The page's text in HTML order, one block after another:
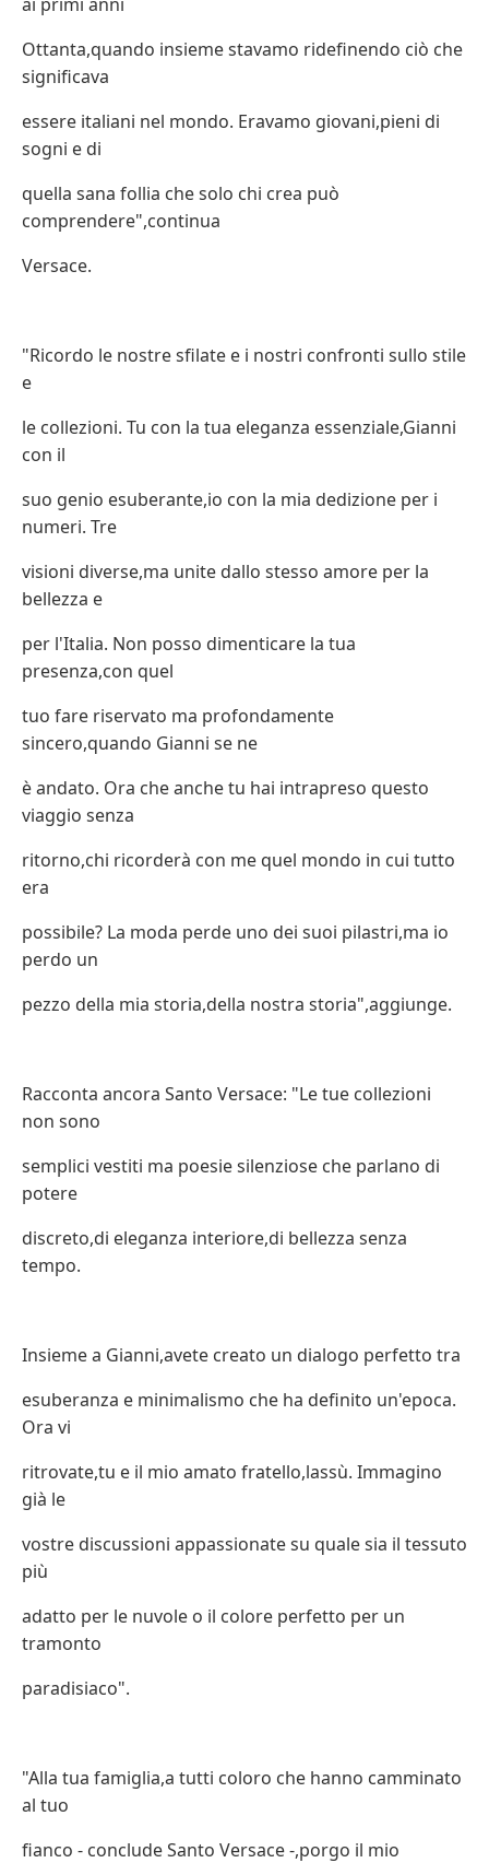
Ottanta,quando insieme stavamo ridefinendo ciò che
significava
essere italiani nel mondo. Eravamo giovani,pieni di
sogni e di
quella sana follia che solo chi crea può
comprendere",continua
Versace.
"Ricordo le nostre sfilate e i nostri confronti sullo stile
e
le collezioni. Tu con la tua eleganza essenziale,Gianni
con il
suo genio esuberante,io con la mia dedizione per i
numeri. Tre
visioni diverse,ma unite dallo stesso amore per la
bellezza e
per l'Italia. Non posso dimenticare la tua
presenza,con quel
tuo fare riservato ma profondamente
sincero,quando Gianni se ne
è andato. Ora che anche tu hai intrapreso questo
viaggio senza
ritorno,chi ricorderà con me quel mondo in cui tutto
era
possibile? La moda perde uno dei suoi pilastri,ma io
perdo un
pezzo della mia storia,della nostra storia",aggiunge.
Racconta ancora Santo Versace: "Le tue collezioni
non sono
semplici vestiti ma poesie silenziose che parlano di
potere
discreto,di eleganza interiore,di bellezza senza
tempo.
Insieme a Gianni,avete creato un dialogo perfetto tra
esuberanza e minimalismo che ha definito un'epoca.
Ora vi
ritrovate,tu e il mio amato fratello,lassù. Immagino
già le
vostre discussioni appassionate su quale sia il tessuto
più
adatto per le nuvole o il colore perfetto per un
tramonto
paradisiaco".
"Alla tua famiglia,a tutti coloro che hanno camminato
al tuo
fianco - conclude Santo Versace -,porgo il mio